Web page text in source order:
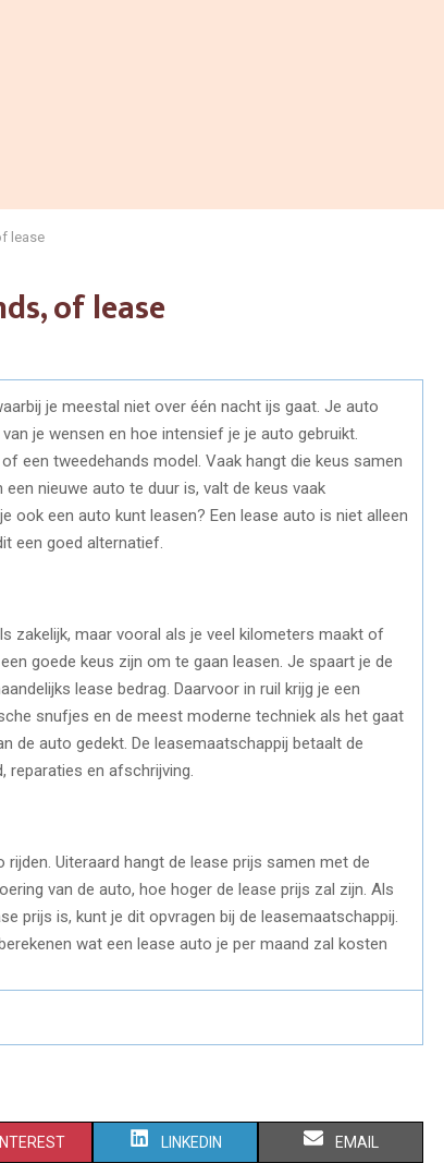
lease
of lease
je meestal niet over één nacht ijs gaat. Je auto
je wensen en hoe intensief je je auto gebruikt.
een tweedehands model. Vaak hangt die keus samen
nieuwe auto te duur is, valt de keus vaak
ook een auto kunt leasen? Een lease auto is niet alleen
een goed alternatief.
zakelijk, maar vooral als je veel kilometers maakt of
goede keus zijn om te gaan leasen. Je spaart je de
lease bedrag. Daarvoor in ruil krijg je een
snufjes en de meest moderne techniek als het gaat
de auto gedekt. De leasemaatschappij betaalt de
reparaties en afschrijving.
Uiteraard hangt de lease prijs samen met de
van de auto, hoe hoger de lease prijs zal zijn. Als
prijs is, kunt je dit opvragen bij de leasemaatschappij.
wat een lease auto je per maand zal kosten
S
LINKEDIN S
EMAIL